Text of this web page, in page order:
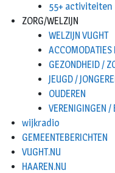
55+ activiteiten
ZORG/WELZIJN
WELZIJN VUGHT
ACCOMODATIES
GEZONDHEID /
JEUGD /
OUDEREN
VERENIGINGEN /
wijkradio
GEMEENTEBERICHTEN
VUGHT.NU
HAAREN.NU